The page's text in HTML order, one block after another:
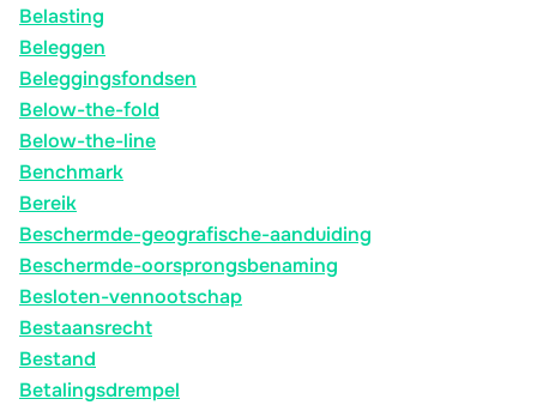
Belasting
Beleggen
Beleggingsfondsen
Below-the-fold
Below-the-line
Benchmark
Bereik
Beschermde-geografische-aanduiding
Beschermde-oorsprongsbenaming
Besloten-vennootschap
Bestaansrecht
Bestand
Betalingsdrempel